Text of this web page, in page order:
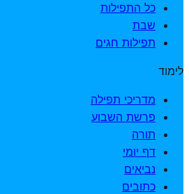
כל התפילות
שבת
תפילות חגים
לימוד
מדריכי תפילה
פרשת השבוע
תורה
דף יומי
נביאים
כתובים